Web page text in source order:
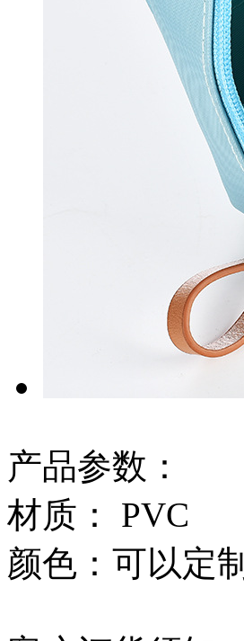
产品参数：
材质： PVC
颜色：可以定制